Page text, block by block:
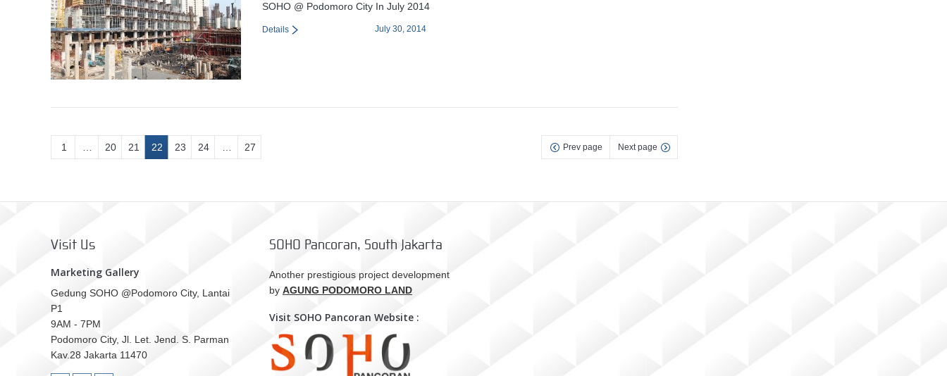
SOHO @ Podomoro City In July 2014
July 30, 2014
Details
1 20 21 22 23 24 27 Prev page Next page
Visit Us
Marketing Gallery
Gedung SOHO @Podomoro City, Lantai
P1
9AM - 7PM
Podomoro City, Jl. Let. Jend. S. Parman
Kav.28 Jakarta 11470
SOHO Pancoran, South Jakarta
Another prestigious project development
by AGUNG PODOMORO LAND
Visit SOHO Pancoran Website :